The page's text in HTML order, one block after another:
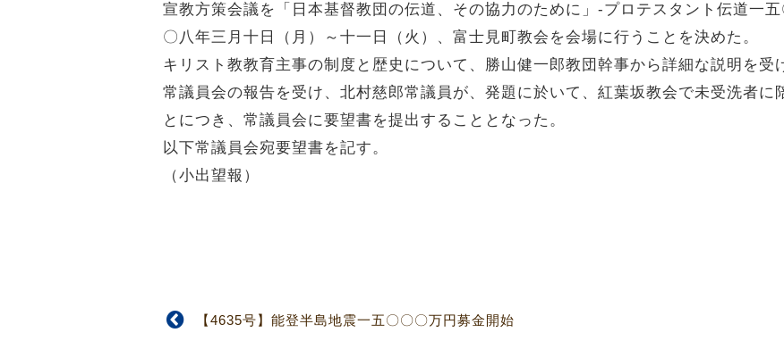
宣教方策会議を「日本基督教団の伝道、その協力のために」-プロテスタント伝道一
〇八年三月十日（月）～十一日（火）、富士見町教会を会場に行うことを決めた。
キリスト教教育主事の制度と歴史について、勝山健一郎教団幹事から詳細な説明を受
常議員会の報告を受け、北村慈郎常議員が、発題に於いて、紅葉坂教会で未受洗者に
とにつき、常議員会に要望書を提出することとなった。
以下常議員会宛要望書を記す。
（小出望報）
【4635号】能登半島地震一五〇〇〇万円募金開始